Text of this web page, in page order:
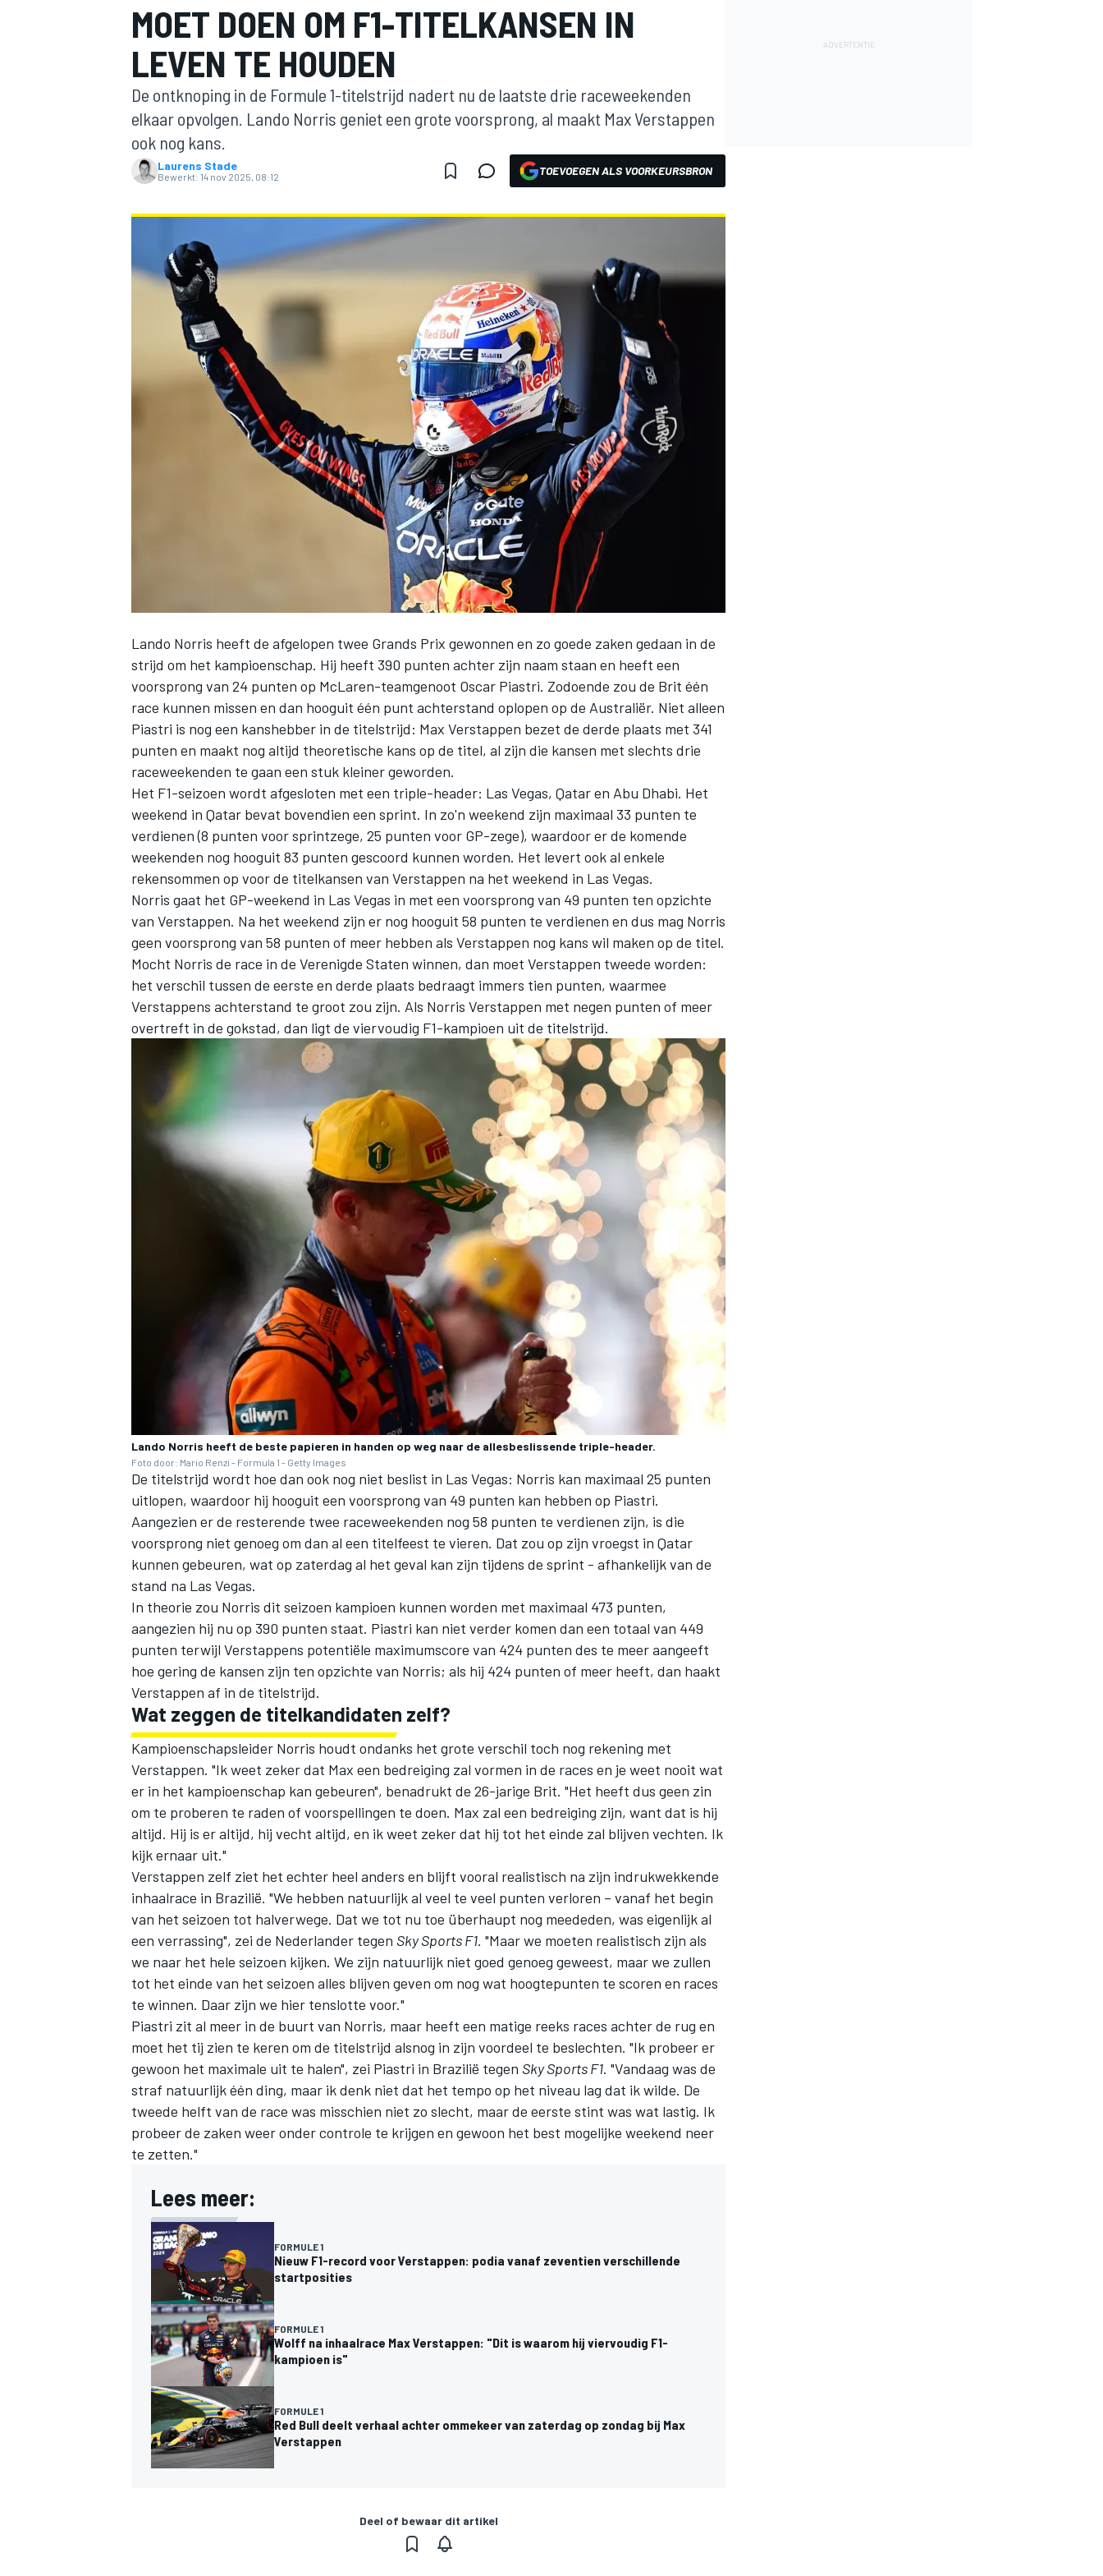
MOTOGP
MEER RACEKLASSEN
MOET DOEN OM F1-TITELKANSEN IN
LEVEN TE HOUDEN
De ontknoping in de Formule 1-titelstrijd nadert nu de laatste drie raceweekenden
elkaar opvolgen. Lando Norris geniet een grote voorsprong, al maakt Max Verstappen
ook nog kans.
Laurens Stade
Bewerkt: 14 nov 2025, 08:12 TOEVOEGEN ALS VOORKEURSBRON
Lando Norris heeft de afgelopen twee Grands Prix gewonnen en zo goede zaken gedaan in de
strijd om het kampioenschap. Hij heeft 390 punten achter zijn naam staan en heeft een
voorsprong van 24 punten op McLaren-teamgenoot Oscar Piastri. Zodoende zou de Brit één
race kunnen missen en dan hooguit één punt achterstand oplopen op de Australiër. Niet alleen
Piastri is nog een kanshebber in de titelstrijd: Max Verstappen bezet de derde plaats met 341
punten en maakt nog altijd theoretische kans op de titel, al zijn die kansen met slechts drie
raceweekenden te gaan een stuk kleiner geworden.
Het F1-seizoen wordt afgesloten met een triple-header: Las Vegas, Qatar en Abu Dhabi. Het
weekend in Qatar bevat bovendien een sprint. In zo'n weekend zijn maximaal 33 punten te
verdienen (8 punten voor sprintzege, 25 punten voor GP-zege), waardoor er de komende
weekenden nog hooguit 83 punten gescoord kunnen worden. Het levert ook al enkele
rekensommen op voor de titelkansen van Verstappen na het weekend in Las Vegas.
Norris gaat het GP-weekend in Las Vegas in met een voorsprong van 49 punten ten opzichte
van Verstappen. Na het weekend zijn er nog hooguit 58 punten te verdienen en dus mag Norris
geen voorsprong van 58 punten of meer hebben als Verstappen nog kans wil maken op de titel.
Mocht Norris de race in de Verenigde Staten winnen, dan moet Verstappen tweede worden:
het verschil tussen de eerste en derde plaats bedraagt immers tien punten, waarmee
Verstappens achterstand te groot zou zijn. Als Norris Verstappen met negen punten of meer
overtreft in de gokstad, dan ligt de viervoudig F1-kampioen uit de titelstrijd.
Lando Norris heeft de beste papieren in handen op weg naar de allesbeslissende triple-header.
Foto door: Mario Renzi - Formula 1 - Getty Images
De titelstrijd wordt hoe dan ook nog niet beslist in Las Vegas: Norris kan maximaal 25 punten
uitlopen, waardoor hij hooguit een voorsprong van 49 punten kan hebben op Piastri.
Aangezien er de resterende twee raceweekenden nog 58 punten te verdienen zijn, is die
voorsprong niet genoeg om dan al een titelfeest te vieren. Dat zou op zijn vroegst in Qatar
kunnen gebeuren, wat op zaterdag al het geval kan zijn tijdens de sprint - afhankelijk van de
stand na Las Vegas.
In theorie zou Norris dit seizoen kampioen kunnen worden met maximaal 473 punten,
aangezien hij nu op 390 punten staat. Piastri kan niet verder komen dan een totaal van 449
punten terwijl Verstappens potentiële maximumscore van 424 punten des te meer aangeeft
hoe gering de kansen zijn ten opzichte van Norris; als hij 424 punten of meer heeft, dan haakt
Verstappen af in de titelstrijd.
Wat zeggen de titelkandidaten zelf?
Kampioenschapsleider Norris houdt ondanks het grote verschil toch nog rekening met
Verstappen. "Ik weet zeker dat Max een bedreiging zal vormen in de races en je weet nooit wat
er in het kampioenschap kan gebeuren", benadrukt de 26-jarige Brit. "Het heeft dus geen zin
om te proberen te raden of voorspellingen te doen. Max zal een bedreiging zijn, want dat is hij
altijd. Hij is er altijd, hij vecht altijd, en ik weet zeker dat hij tot het einde zal blijven vechten. Ik
kijk ernaar uit."
Verstappen zelf ziet het echter heel anders en blijft vooral realistisch na zijn indrukwekkende
inhaalrace in Brazilië. "We hebben natuurlijk al veel te veel punten verloren – vanaf het begin
van het seizoen tot halverwege. Dat we tot nu toe überhaupt nog meededen, was eigenlijk al
een verrassing", zei de Nederlander tegen Sky Sports F1. "Maar we moeten realistisch zijn als
we naar het hele seizoen kijken. We zijn natuurlijk niet goed genoeg geweest, maar we zullen
tot het einde van het seizoen alles blijven geven om nog wat hoogtepunten te scoren en races
te winnen. Daar zijn we hier tenslotte voor."
Piastri zit al meer in de buurt van Norris, maar heeft een matige reeks races achter de rug en
moet het tij zien te keren om de titelstrijd alsnog in zijn voordeel te beslechten. "Ik probeer er
gewoon het maximale uit te halen", zei Piastri in Brazilië tegen Sky Sports F1. "Vandaag was de
straf natuurlijk één ding, maar ik denk niet dat het tempo op het niveau lag dat ik wilde. De
tweede helft van de race was misschien niet zo slecht, maar de eerste stint was wat lastig. Ik
probeer de zaken weer onder controle te krijgen en gewoon het best mogelijke weekend neer
te zetten."
Lees meer:
FORMULE 1
Nieuw F1-record voor Verstappen: podia vanaf zeventien verschillende
startposities
FORMULE 1
Wolff na inhaalrace Max Verstappen: "Dit is waarom hij viervoudig F1-
kampioen is"
FORMULE 1
Red Bull deelt verhaal achter ommekeer van zaterdag op zondag bij Max
Verstappen
Deel of bewaar dit artikel